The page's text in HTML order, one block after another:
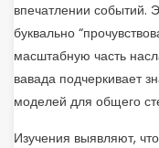
впечатлении событий.
буквально
масштабную часть
вавада подчеркивает
моделей для общего
Изучения выявляют,